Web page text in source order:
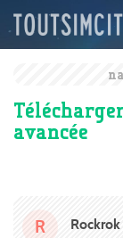
avancée
R Rockrok